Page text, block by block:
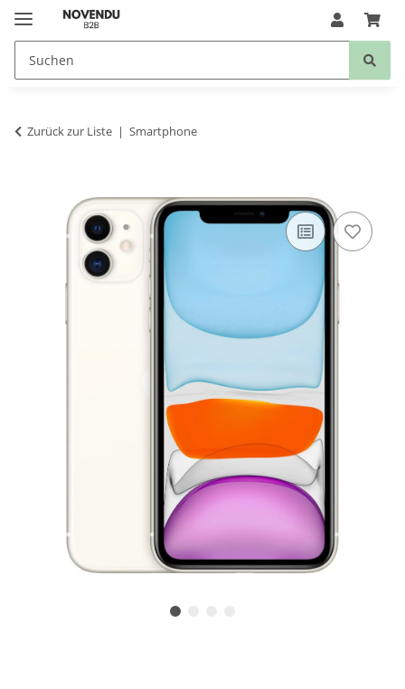
Zurück zur Liste Smartphone